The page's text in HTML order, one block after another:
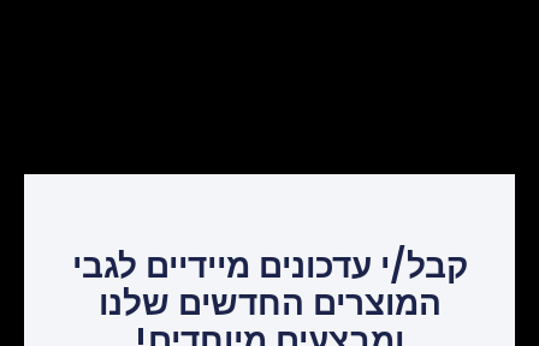
קבל/י עדכונים מיידיים לגבי
המוצרים החדשים שלנו